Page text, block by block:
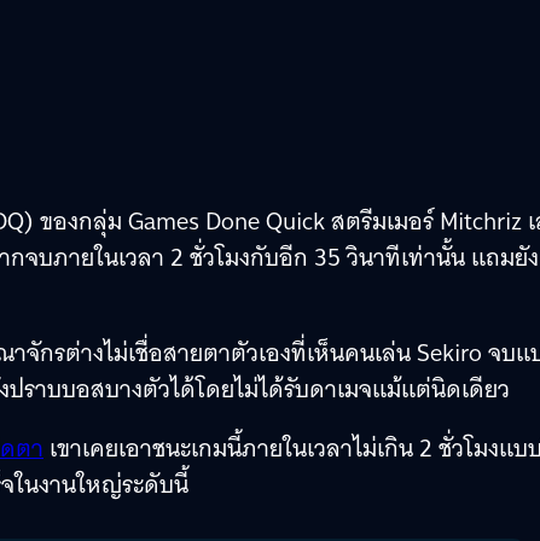
ของกลุ่ม Games Done Quick สตรีมเมอร์ Mitchriz
จบภายในเวลา 2 ชั่วโมงกับอีก 35 วินาทีเท่านั้น แถมยัง
กรต่างไม่เชื่อสายตาตัวเองที่เห็นคนเล่น Sekiro จบแ
าบบอสบางตัวได้โดยไม่ได้รับดาเมจแม้แต่นิดเดียว
ตาเขาเคยเอาชนะเกมนี้ภายในเวลาไม่เกิน 2 ชั่วโมงแ
ในงานใหญ่ระดับนี้